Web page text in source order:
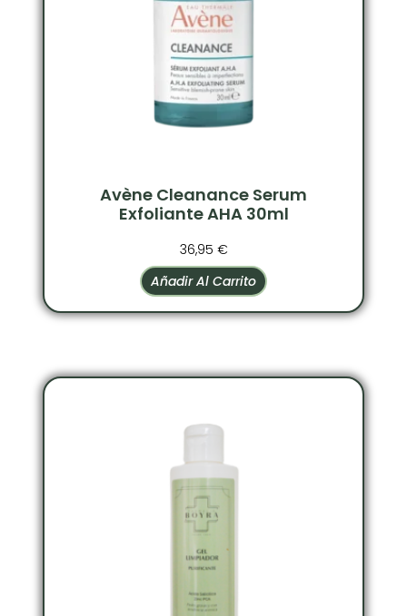
Avène Cleanance Serum
Exfoliante AHA 30ml
36,95 €
Añadir Al Carrito